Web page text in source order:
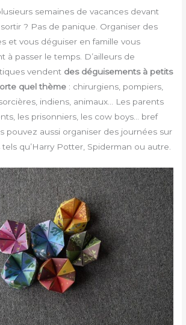
semaines de vacances devant
? Pas de panique. Organiser des
et vous déguiser en famille vous
à passer le temps. D’ailleurs de
vendent des déguisements à petits
quel thème : chirurgiens, pompiers,
indiens, animaux… Les parents
les prisonniers, les cow boys… bref
pouvez aussi organiser des journées sur
qu’Harry Potter, Spiderman ou autre.